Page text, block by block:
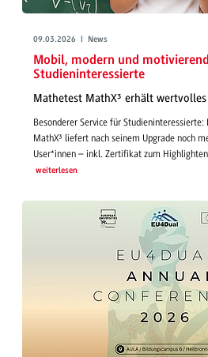
09.03.2026 | News
Mobil, modern und
Studieninteressierte
Mathetest MathX³ erhält wertvolles
Besonderer Service für
MathX³ liefert nach seinem Upgrade noch
User*innen – inkl. Zertifikat zum
weiterlesen